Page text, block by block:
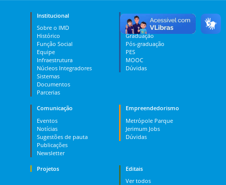
Institucional
Sobre o IMD
Histórico
Função Social
Equipe
Infraestrutura
Núcleos Integradores
Sistemas
Documentos
Parcerias
Ensino
Curso Técnico
Graduação
Pós-graduação
PES
MOOC
Dúvidas
Comunicação
Eventos
Notícias
Sugestões de pauta
Publicações
Newsletter
Empreendedorismo
Metrópole Parque
Jerimum Jobs
Dúvidas
Projetos
Editais
Ver todos